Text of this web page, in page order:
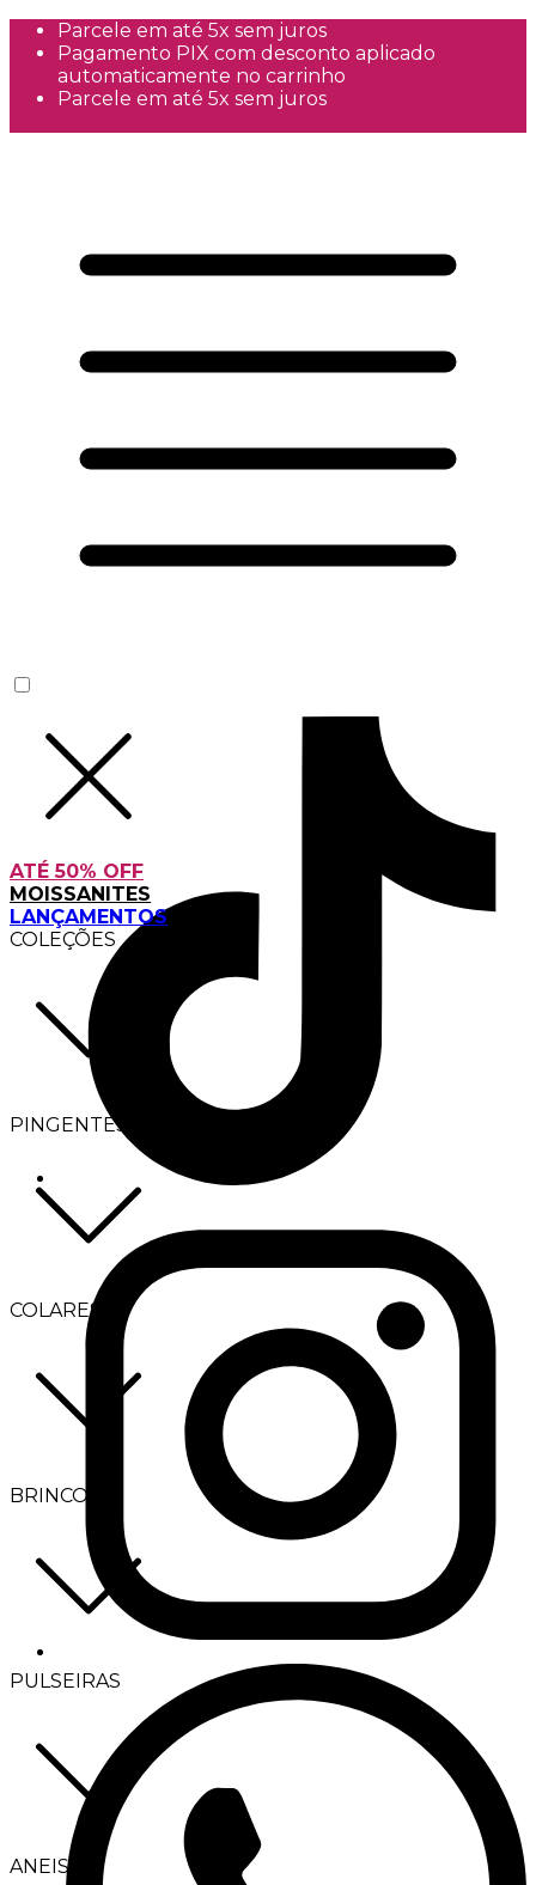
Parcele em até 5x sem juros
Pagamento PIX com desconto aplicado
automaticamente no carrinho
Parcele em até 5x sem juros
ATÉ 50% OFF
MOISSANITES
LANÇAMENTOS
COLEÇÕES
PINGENTES
COLARES
BRINCOS
PULSEIRAS
ANEIS